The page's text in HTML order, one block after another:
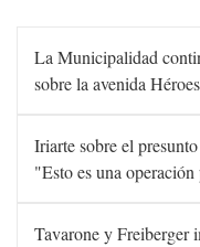
La Municipalidad
sobre la avenida
Iriarte sobre el
"Esto es una
Tavarone y Freiberger